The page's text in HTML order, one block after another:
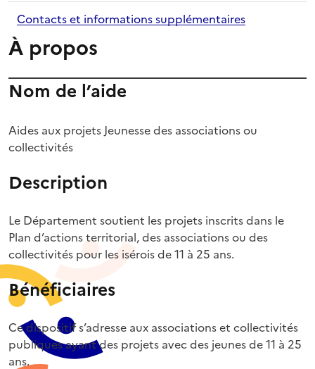
Contacts et informations supplémentaires
À propos
Nom de l’aide
Aides aux projets Jeunesse des associations ou
collectivités
Description
Le Département soutient les projets inscrits dans le
Plan d’actions territorial, des associations ou des
collectivités pour les isérois de 11 à 25 ans.
Bénéficiaires
Ce dispositif s’adresse aux associations et collectivités
publiques ayant des projets avec des jeunes de 11 à 25
ans.